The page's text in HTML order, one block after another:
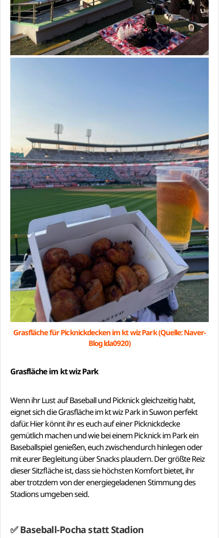
Grasfläche für Picknickdecken im kt wiz Park (Quelle: Naver-
Blog lda0920)
Grasfläche im kt wiz Park
Wenn ihr Lust auf Baseball und Picknick gleichzeitig habt,
eignet sich die Grasfläche im kt wiz Park in Suwon perfekt
dafür. Hier könnt ihr es euch auf einer Picknickdecke
gemütlich machen und wie bei einem Picknick im Park ein
Baseballspiel genießen, euch zwischendurch hinlegen oder
mit eurer Begleitung über Snacks plaudern. Der größte Reiz
dieser Sitzfläche ist, dass sie höchsten Komfort bietet, ihr
aber trotzdem von der energiegeladenen Stimmung des
Stadions umgeben seid.
✅ Baseball-Pocha statt Stadion